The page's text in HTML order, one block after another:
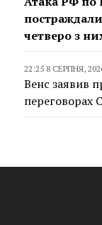
четверо з
22:25 8 СЕРПНЯ,
Венс заявив
переговорах